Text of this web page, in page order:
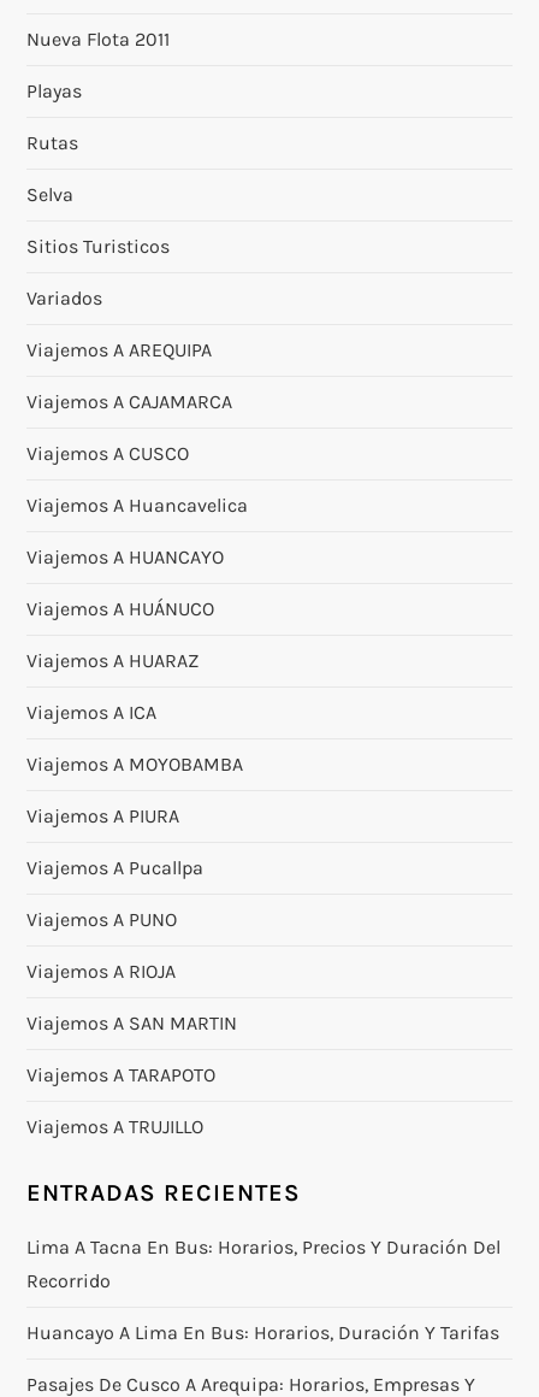
Nueva Flota 2011
Playas
Rutas
Selva
Sitios Turisticos
Variados
Viajemos A AREQUIPA
Viajemos A CAJAMARCA
Viajemos A CUSCO
Viajemos A Huancavelica
Viajemos A HUANCAYO
Viajemos A HUÁNUCO
Viajemos A HUARAZ
Viajemos A ICA
Viajemos A MOYOBAMBA
Viajemos A PIURA
Viajemos A Pucallpa
Viajemos A PUNO
Viajemos A RIOJA
Viajemos A SAN MARTIN
Viajemos A TARAPOTO
Viajemos A TRUJILLO
ENTRADAS RECIENTES
Lima A Tacna En Bus: Horarios, Precios Y Duración Del
Recorrido
Huancayo A Lima En Bus: Horarios, Duración Y Tarifas
Pasajes De Cusco A Arequipa: Horarios, Empresas Y